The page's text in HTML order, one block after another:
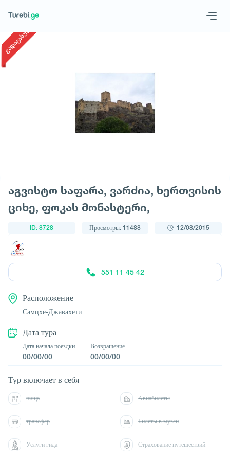
Запросить тур
ვადაგასული
აგვისტო საფარა, ვარძია, ხერთვისის
ციხე, ფოკას მონასტერი,
ID: 8728 Просмотры: 11488 12/08/2015
551 11 45 42
Расположение
Самцхе-Джавахети
Дата тура
Дата начала поездки
00/00/00
Возвращение
00/00/00
Тур включает в себя
пища Авиабилеты
трансфер Билеты в музеи
Услуги гида Страхование путешествий